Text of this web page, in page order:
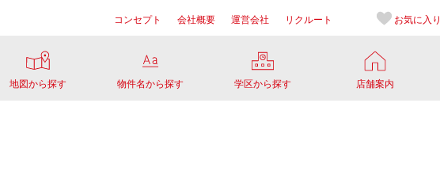
コンセプト 会社概要 運営会社 リクルート お気に入り
地図から探す 物件名から探す 学区から探す 店舗案内